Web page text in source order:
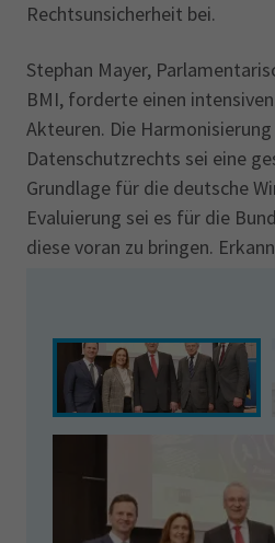
Rechtsunsicherheit bei.
Stephan Mayer,
BMI, forderte einen
Akteuren. Die Harmonisierung
Datenschutzrechts sei eine
Grundlage für die deutsche
Evaluierung sei es für die
diese voran zu bringen.